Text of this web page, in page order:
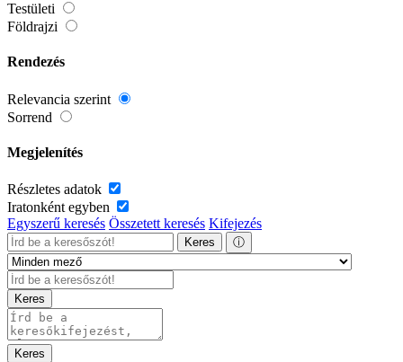
Testületi
Földrajzi
Rendezés
Relevancia szerint
Sorrend
Megjelenítés
Részletes adatok
Iratonként egyben
Egyszerű keresés Összetett keresés Kifejezés
Keres ⓘ
Keres
Keres